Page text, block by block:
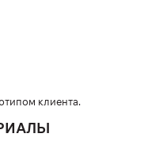
клиента.